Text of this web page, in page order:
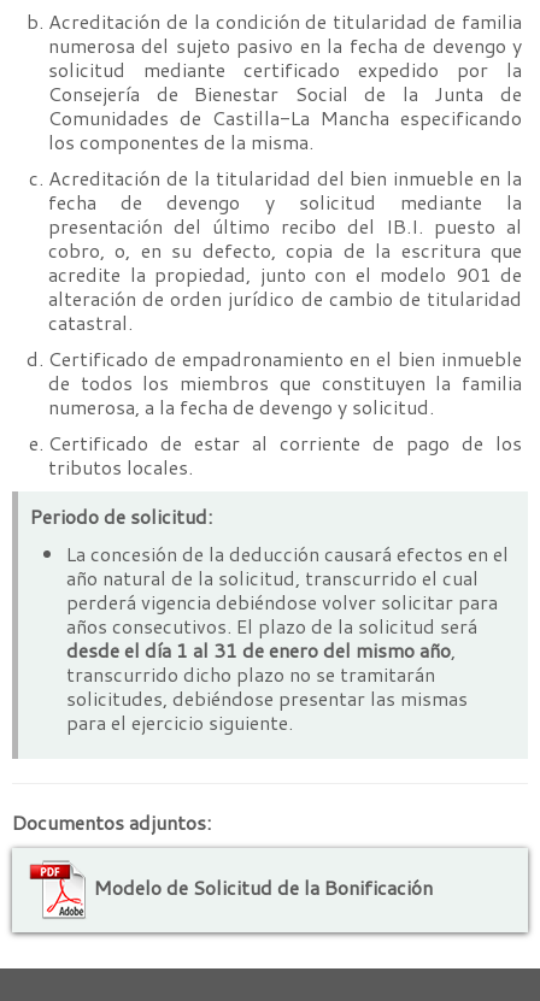
Acreditación de la condición de titularidad de familia
numerosa del sujeto pasivo en la fecha de devengo y
solicitud mediante certificado expedido por la
Consejería de Bienestar Social de la Junta de
Comunidades de Castilla-La Mancha especificando
los componentes de la misma.
Acreditación de la titularidad del bien inmueble en la
fecha de devengo y solicitud mediante la
presentación del último recibo del IB.I. puesto al
cobro, o, en su defecto, copia de la escritura que
acredite la propiedad, junto con el modelo 901 de
alteración de orden jurídico de cambio de titularidad
catastral.
Certificado de empadronamiento en el bien inmueble
de todos los miembros que constituyen la familia
numerosa, a la fecha de devengo y solicitud.
Certificado de estar al corriente de pago de los
tributos locales.
Periodo de solicitud:
La concesión de la deducción causará efectos en el
año natural de la solicitud, transcurrido el cual
perderá vigencia debiéndose volver solicitar para
años consecutivos. El plazo de la solicitud será
desde el día 1 al 31 de enero del mismo año,
transcurrido dicho plazo no se tramitarán
solicitudes, debiéndose presentar las mismas
para el ejercicio siguiente.
Documentos adjuntos:
Modelo de Solicitud de la Bonificación